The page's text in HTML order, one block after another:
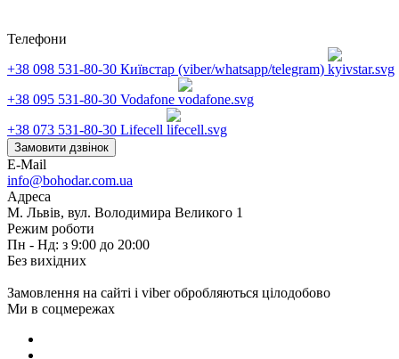
Телефони
+38 098 531-80-30 Київстар (viber/whatsapp/telegram)
+38 095 531-80-30 Vodafone
+38 073 531-80-30 Lifecell
Замовити дзвінок
E-Mail
info@bohodar.com.ua
Адреса
М. Львів, вул. Володимира Великого 1
Режим роботи
Пн - Нд: з 9:00 до 20:00
Без вихідних
Замовлення на сайті і viber обробляються цілодобово
Ми в соцмережах